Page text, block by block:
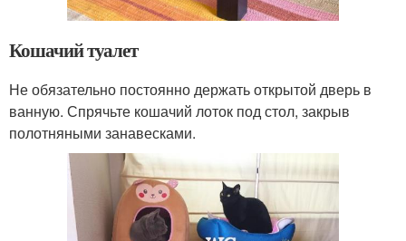
Кошачий туалет
Не обязательно постоянно держать открытой дверь в
ванную. Спрячьте кошачий лоток под стол, закрыв
полотняными занавесками.